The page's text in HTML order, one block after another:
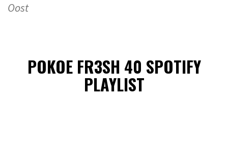
Oost
POKOE FR3SH 40 SPOTIFY
PLAYLIST